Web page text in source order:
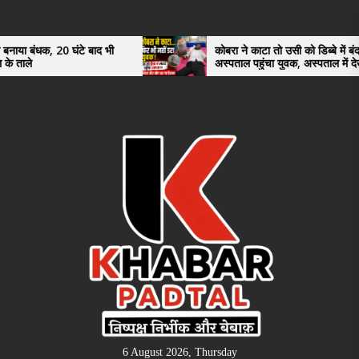
the
content
घंटे बाद भी
कोबरा ने काटा तो उसी को डिब्बे में बंद कर
अस्पताल पहुंचा युवक, अस्पताल में देखकर डॉक्टर
भी रह गए हैरान
6 August 2026, Thursday